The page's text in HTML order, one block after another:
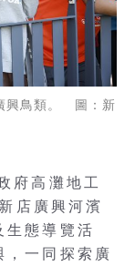
興鳥類。 圖：新
府高灘地工
店廣興河濱
生態導覽活
，一同探索廣